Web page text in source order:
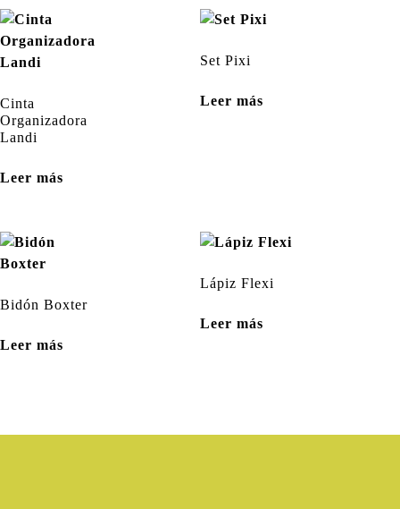
Cinta
Organizadora
Landi
Leer más
Set Pixi
Leer más
Bidón Boxter
Leer más
Lápiz Flexi
Leer más